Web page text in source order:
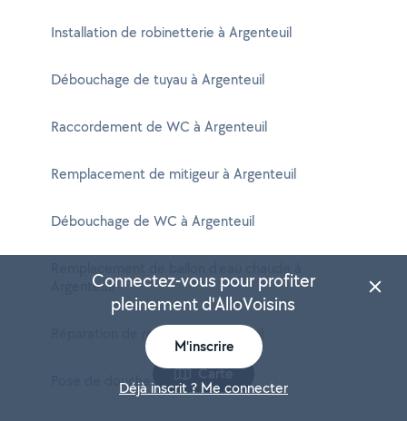
Installation de robinetterie à Argenteuil
Débouchage de tuyau à Argenteuil
Raccordement de WC à Argenteuil
Remplacement de mitigeur à Argenteuil
Débouchage de WC à Argenteuil
Argenteuil
Réparation de robinet à Argenteuil
Pose de douche à Argenteuil
Carte
Connectez-vous pour profiter
pleinement d'AlloVoisins
M'inscrire
Déjà inscrit ? Me connecter